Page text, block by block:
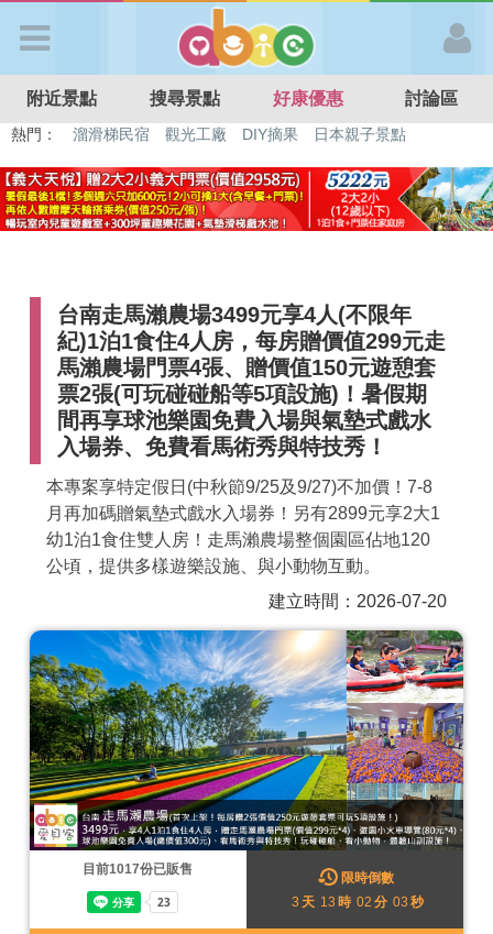
APP登入
首 頁
好康優惠
最新消息
最新留言
商家合作
討論區
聯絡我們
APP下載
附近景點 搜尋景點 好康優惠 討論區
熱門： 特色遊戲場 親子住房優惠 台北親子餐廳
溫泉泡湯SPA
台南走馬瀨農場3499元享4人(不限年
紀)1泊1食住4人房，每房贈價值299元走
馬瀨農場門票4張、贈價值150元遊憩套
票2張(可玩碰碰船等5項設施)！暑假期
間再享球池樂園免費入場與氣墊式戲水
入場券、免費看馬術秀與特技秀！
本專案享特定假日(中秋節9/25及9/27)不加價！7-8
月再加碼贈氣墊式戲水入場券！另有2899元享2大1
幼1泊1食住雙人房！走馬瀨農場整個園區佔地120
公頃，提供多樣遊樂設施、與小動物互動。
建立時間：2026-07-20
目前1017份已販售
限時倒數
3 天 13 時 02 分 00 秒